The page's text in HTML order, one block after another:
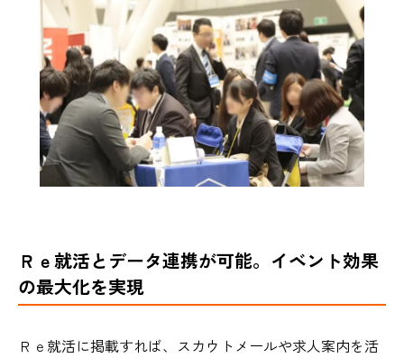
Ｒｅ就活とデータ連携が可能。イベント効果
の最大化を実現
Ｒｅ就活に掲載すれば、スカウトメールや求人案内を活